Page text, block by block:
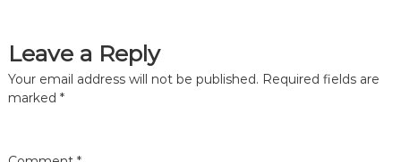
n
a
Leave a Reply
Your email address will not be published. Required fields are
marked *